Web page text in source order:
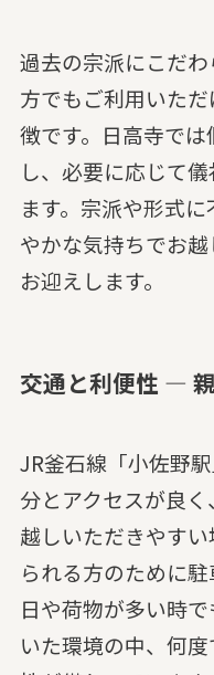
過去の宗派にこだ
方でもご利用いた
徴です。日高寺で
し、必要に応じて
ます。宗派や形式
やかな気持ちでお
お迎えします。
交通と利便性 —
JR釜石線「小佐野
分とアクセスが良
越しいただきやす
られる方のために
日や荷物が多い時
いた環境の中、何